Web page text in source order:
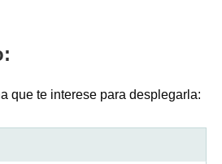
que te interese para desplegarla: